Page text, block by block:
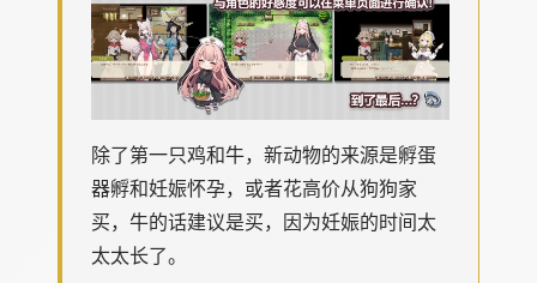
除了第一只鸡和牛，新动物的来源是孵蛋
器孵和妊娠怀孕，或者花高价从狗狗家
买，牛的话建议是买，因为妊娠的时间太
太太长了。